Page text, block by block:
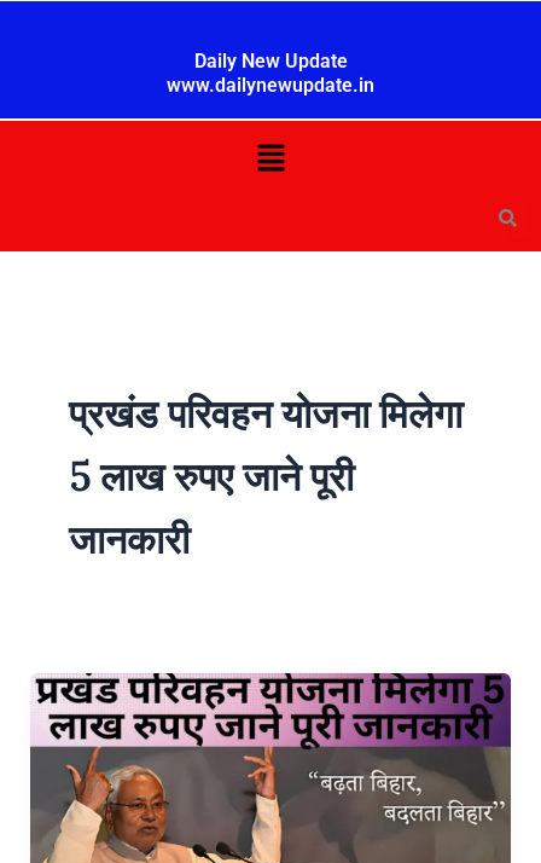
Daily New Update
www.dailynewupdate.in
Menu
प्रखंड परिवहन योजना मिलेगा
5 लाख रुपए जाने पूरी
जानकारी